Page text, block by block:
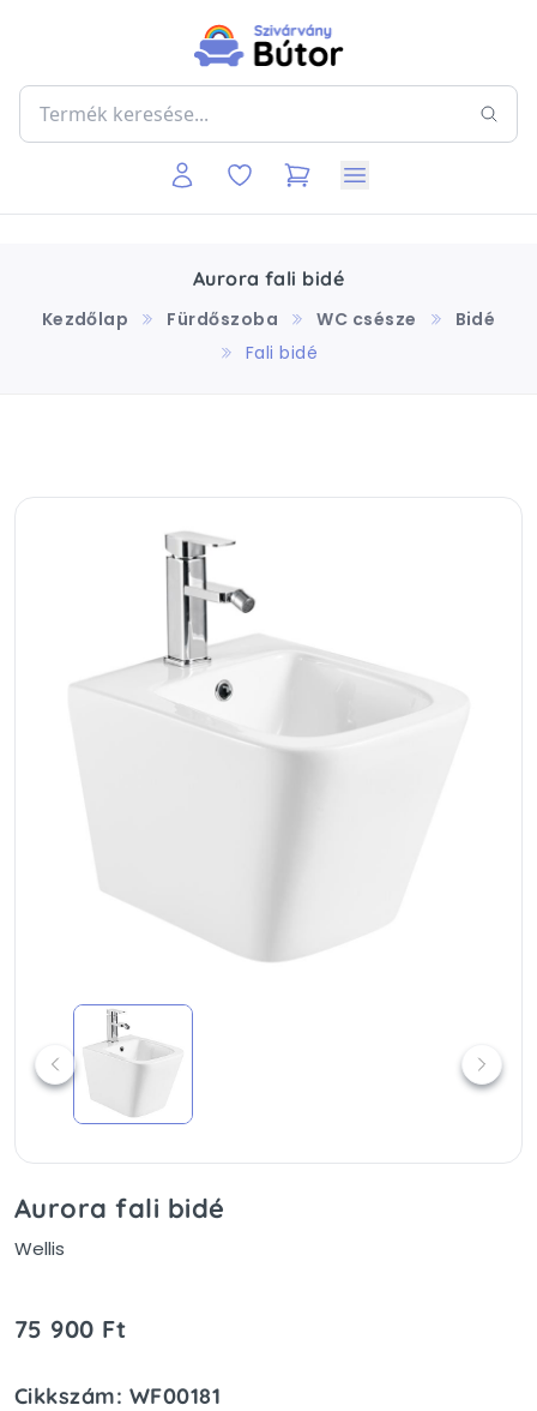
Aurora fali bidé
Kezdőlap
Fürdőszoba WC csésze
Bidé
Fali bidé
Aurora fali bidé
Wellis
75 900 Ft
Cikkszám: WF00181